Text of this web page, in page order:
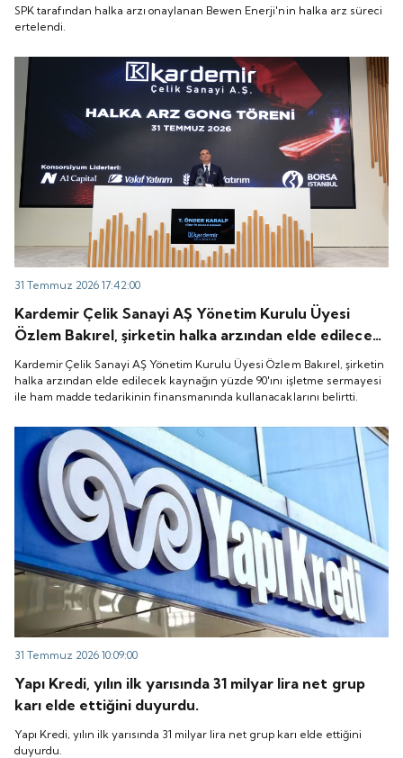
SPK tarafından halka arzı onaylanan Bewen Enerji'nin halka arz süreci
ertelendi.
31 Temmuz 2026 17:42:00
Kardemir Çelik Sanayi AŞ Yönetim Kurulu Üyesi
Özlem Bakırel, şirketin halka arzından elde edilecek
kaynağın yüzde 90'ını işletme sermayesi ile ham
madde tedarikinin finansmanında kullanacaklarını
belirtti.
Kardemir Çelik Sanayi AŞ Yönetim Kurulu Üyesi Özlem Bakırel, şirketin
halka arzından elde edilecek kaynağın yüzde 90'ını işletme sermayesi
ile ham madde tedarikinin finansmanında kullanacaklarını belirtti.
31 Temmuz 2026 10:09:00
Yapı Kredi, yılın ilk yarısında 31 milyar lira net grup
karı elde ettiğini duyurdu.
Yapı Kredi, yılın ilk yarısında 31 milyar lira net grup karı elde ettiğini
duyurdu.